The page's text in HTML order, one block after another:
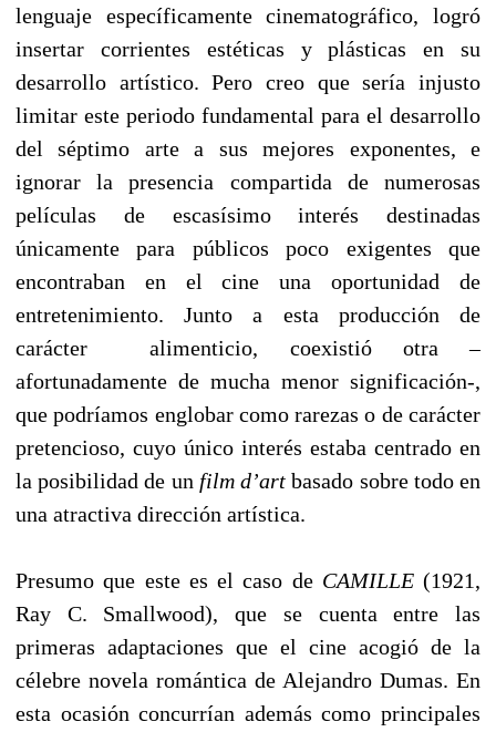
lenguaje específicamente cinematográfico, logró
insertar corrientes estéticas y plásticas en su
desarrollo artístico. Pero creo que sería injusto
limitar este periodo fundamental para el desarrollo
del séptimo arte a sus mejores exponentes, e
ignorar la presencia compartida de numerosas
películas de escasísimo interés destinadas
únicamente para públicos poco exigentes que
encontraban en el cine una oportunidad de
entretenimiento. Junto a esta producción de
carácter
alimenticio, coexistió otra –
afortunadamente de mucha menor significación-,
que podríamos englobar como rarezas o de carácter
pretencioso, cuyo único interés estaba centrado en
la posibilidad de un film d’art basado sobre todo en
una atractiva dirección artística.
Presumo que este es el caso de CAMILLE(1921,
Ray C. Smallwood), que se cuenta entre las
primeras adaptaciones que el cine acogió de la
célebre novela romántica de Alejandro Dumas. En
esta ocasión concurrían además como principales